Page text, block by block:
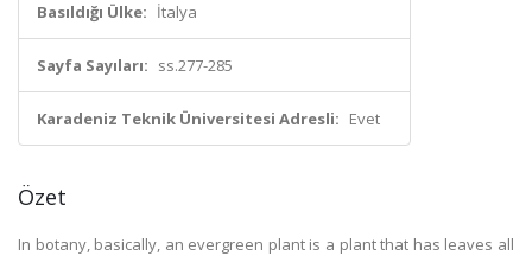
Basıldığı Ülke: İtalya
Sayfa Sayıları: ss.277-285
Karadeniz Teknik Üniversitesi Adresli: Evet
Özet
In botany, basically, an evergreen plant is a plant that has leaves all